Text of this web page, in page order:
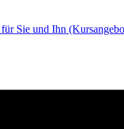
Sie und Ihn